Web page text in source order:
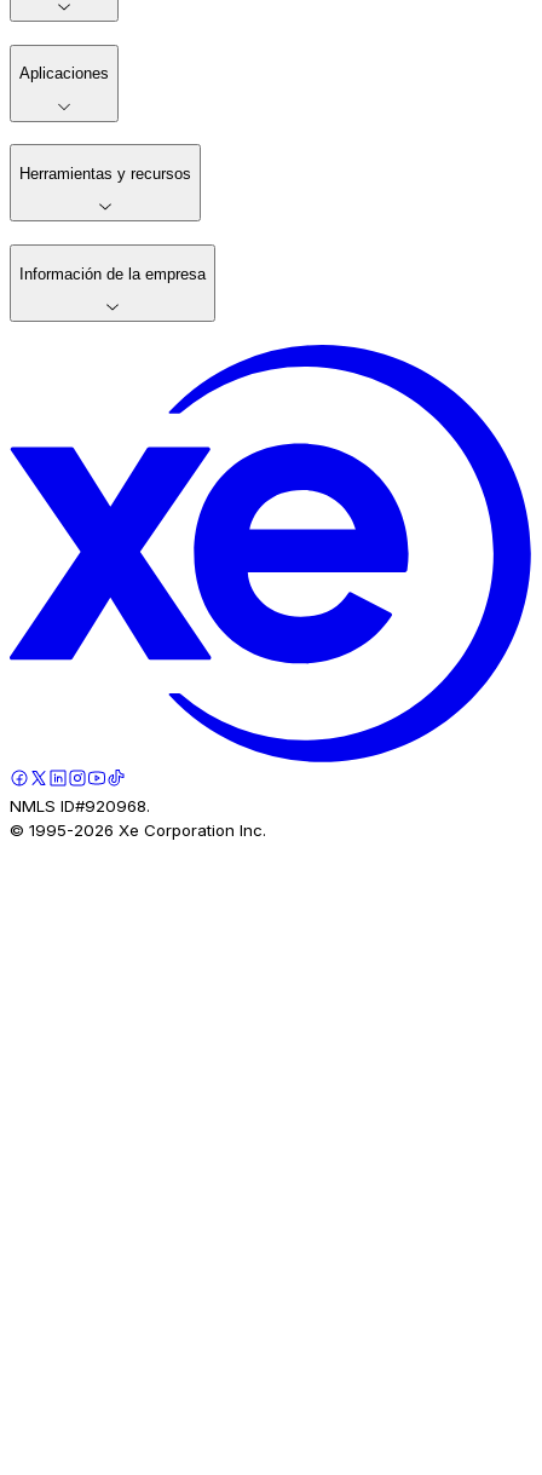
Aplicaciones
Herramientas y recursos
Información de la empresa
NMLS ID#920968.
© 1995-2026 Xe Corporation Inc.